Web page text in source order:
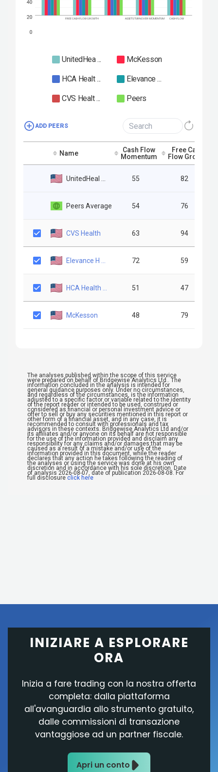
INIZIARE A ESPLORARE
ORA
Inizia a fare trading con la nostra offerta
completa: dalla piattaforma
all'avanguardia allo strumento gratuito,
dalle commissioni di transazione
vantaggiose ad un partner fiscale.
Apri un conto